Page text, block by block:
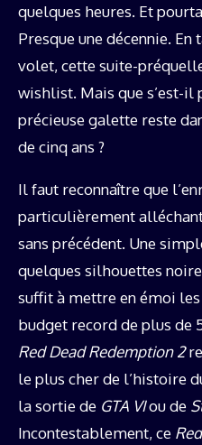
quelques heures. Et
Presque une décennie.
volet, cette suite-
wishlist. Mais que s’est-il
précieuse galette reste
de cinq ans ?
Il faut reconnaître que
particulièrement
sans précédent. Une
quelques silhouettes
suffit à mettre en émoi
budget record de plus
Red Dead Redemption 2
le plus cher de l’histoire
la sortie de GTA VIou de
Incontestablement, ce